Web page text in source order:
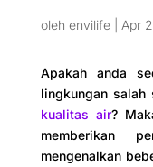
oleh envilife| Apr
Apakah anda
lingkungan
kualitas air?
memberikan
mengenalkan